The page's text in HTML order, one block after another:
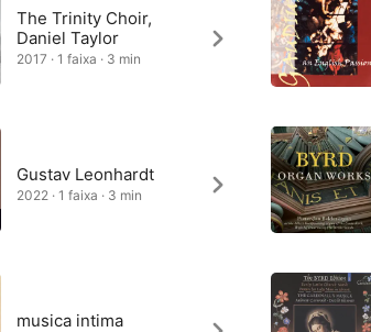
The Trinity Choir,
Daniel Taylor
2017 · 1 faixa · 3 min
Gustav Leonhardt
2022 · 1 faixa · 3 min
musica intima